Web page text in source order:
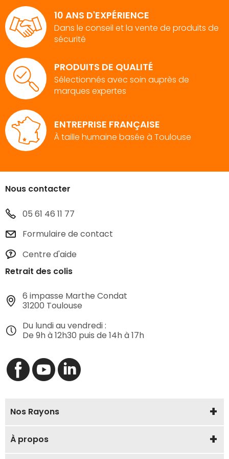
10 ANS D'EXPÉRIENCE
Dans le conseil et la vente de produits de
sécurité
PRODUITS DE QUALITÉ
Sélectionnés avec soin auprès de
marques expertes
ENTREPRISE FRANÇAISE
À taille humaine basée à Toulouse
Nous contacter
05 61 46 11 77
Formulaire de contact
Centre d'aide
Retrait des colis
6 impasse Marthe Condat
31200 Toulouse
Du lundi au vendredi :
De 9h à 12h30 puis de 14h à 17h
Nos Rayons
À propos